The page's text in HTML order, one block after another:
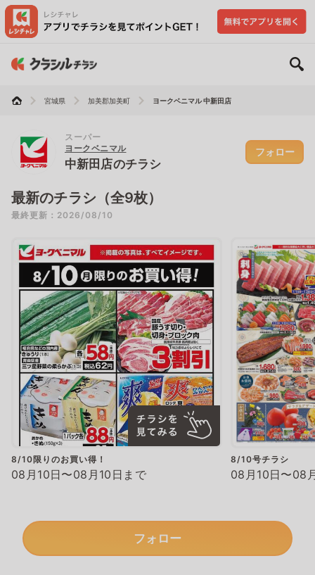
宮城県 加美郡加美町 ヨークベニマル 中新田店
スーパー
ヨークベニマル
中新田店のチラシ
フォロー
最新のチラシ（全9枚）
最終更新：2026/08/10
8/10限りのお買い得！
08月10日〜08月10日まで
8/10号チラシ
08月10日〜08
フォロー